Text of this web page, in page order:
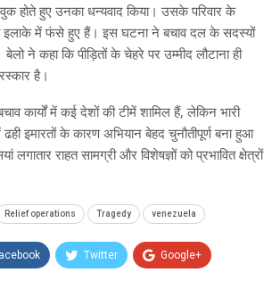
होते हुए उनका धन्यवाद किया। उसके परिवार के
इलाके में फंसे हुए हैं। इस घटना ने बचाव दल के सदस्यों
ने कहा कि पीड़ितों के चेहरे पर उम्मीद लौटाना ही
है।
कार्यों में कई देशों की टीमें शामिल हैं, लेकिन भारी
इमारतों के कारण अभियान बेहद चुनौतीपूर्ण बना हुआ
लगातार राहत सामग्री और विशेषज्ञों को प्रभावित क्षेत्रों
Relief operations Tragedy venezuela
Twitter Google+